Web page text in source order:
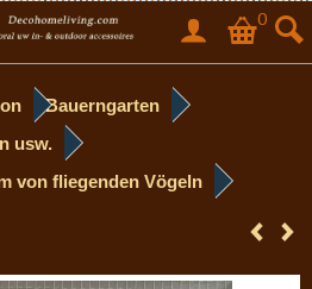
0
Bauerngarten
usw.
von fliegenden Vögeln